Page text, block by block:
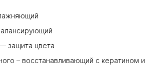
защита цвета
– восстанавливающий с кератином и